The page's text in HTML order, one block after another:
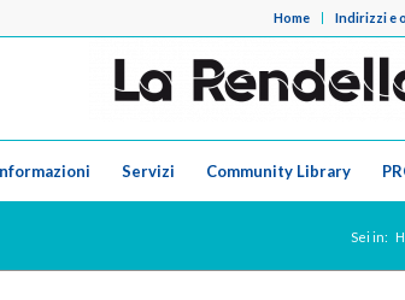
Home Indirizzi e
Servizi Community Library
Sei in: